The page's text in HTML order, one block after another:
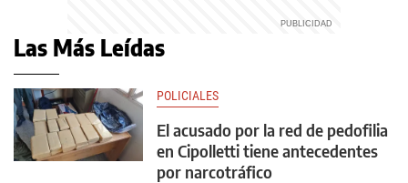
Las Más Leídas
POLICIALES
El acusado por la red de pedofilia
en Cipolletti tiene antecedentes
por narcotráfico